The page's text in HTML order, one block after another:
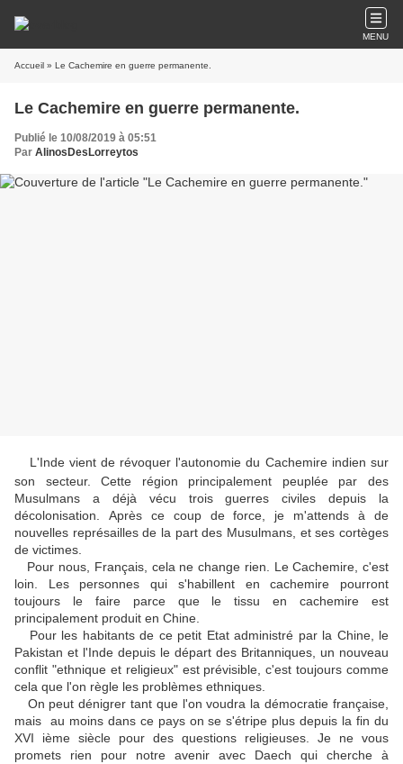
MENU
Accueil » Le Cachemire en guerre permanente.
Le Cachemire en guerre permanente.
Publié le 10/08/2019 à 05:51
Par AlinosDesLorreytos
L'Inde vient de révoquer l'autonomie du Cachemire indien sur
son secteur. Cette région principalement peuplée par des
Musulmans a déjà vécu trois guerres civiles depuis la
décolonisation. Après ce coup de force, je m'attends à de
nouvelles représailles de la part des Musulmans, et ses cortèges
de victimes.
Pour nous, Français, cela ne change rien. Le Cachemire, c'est
loin. Les personnes qui s'habillent en cachemire pourront
toujours le faire parce que le tissu en cachemire est
principalement produit en Chine.
Pour les habitants de ce petit Etat administré par la Chine, le
Pakistan et l'Inde depuis le départ des Britanniques, un nouveau
conflit "ethnique et religieux" est prévisible, c'est toujours comme
cela que l'on règle les problèmes ethniques.
On peut dénigrer tant que l'on voudra la démocratie française,
mais au moins dans ce pays on se s'étripe plus depuis la fin du
XVI ième siècle pour des questions religieuses. Je ne vous
promets rien pour notre avenir avec Daech qui cherche à